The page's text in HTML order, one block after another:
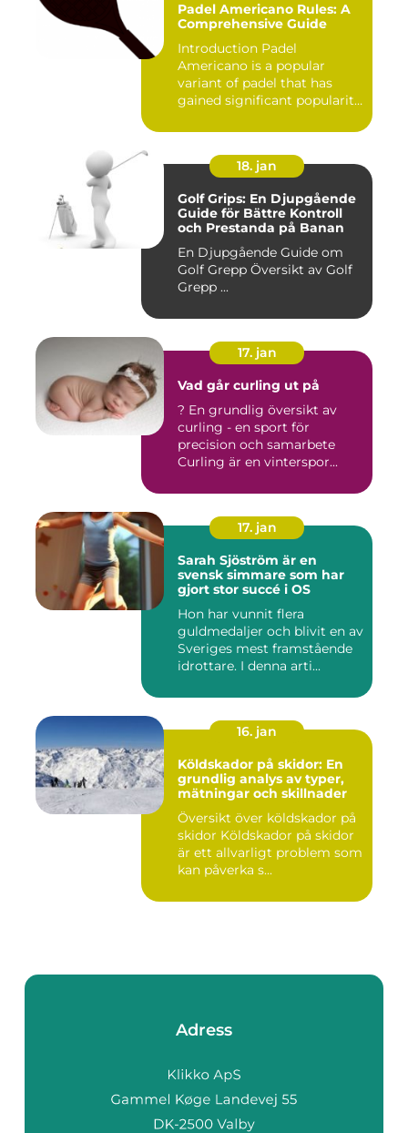
Padel Americano Rules: A
Comprehensive Guide
Introduction Padel
Americano is a popular
variant of padel that has
gained significant popularity
18. jan
Golf Grips: En Djupgående
Guide för Bättre Kontroll
och Prestanda på Banan
En Djupgående Guide om
Golf Grepp Översikt av Golf
Grepp ...
17. jan
Vad går curling ut på
? En grundlig översikt av
curling - en sport för
precision och samarbete
Curling är en vinterspor...
17. jan
Sarah Sjöström är en
svensk simmare som har
gjort stor succé i OS
Hon har vunnit flera
guldmedaljer och blivit en av
Sveriges mest framstående
idrottare. I denna arti...
16. jan
Köldskador på skidor: En
grundlig analys av typer,
mätningar och skillnader
Översikt över köldskador på
skidor Köldskador på skidor
är ett allvarligt problem som
kan påverka s...
Adress